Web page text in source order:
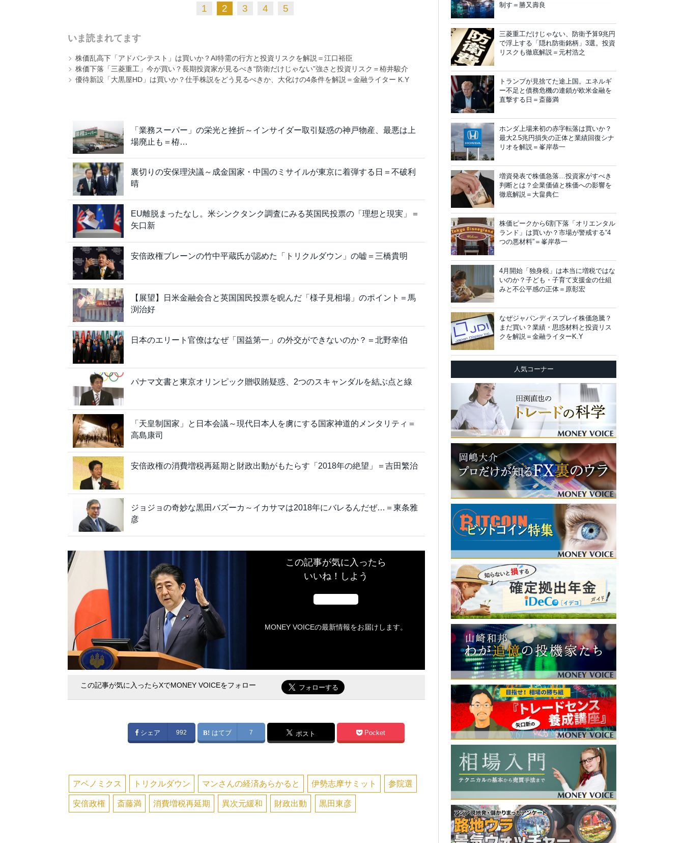
1 2 3 4 5
いま読まれてます
株価乱高下「アドバンテスト」は買いか？AI特需の行方と投資リスクを解説＝江口裕臣
株価下落「三菱重工」今が買い？長期投資家が見るべき“防衛だけじゃない”強さと投資リスク＝栫井駿介
優待新設「大黒屋HD」は買いか？仕手株説をどう見るべきか、大化けの4条件を解説＝金融ライター K.Y
「業務スーパー」の栄光と挫折～インサイダー取引疑惑の神戸物産、最悪は上
場廃止も＝栫…
裏切りの安保理決議～成金国家・中国のミサイルが東京に着弾する日＝不破利
晴
EU離脱まったなし。米シンクタンク調査にみる英国民投票の「理想と現実」＝
矢口新
安倍政権ブレーンの竹中平蔵氏が認めた「トリクルダウン」の嘘＝三橋貴明
【展望】日米金融会合と英国国民投票を睨んだ「様子見相場」のポイント＝馬
渕治好
日本のエリート官僚はなぜ「国益第一」の外交ができないのか？＝北野幸伯
パナマ文書と東京オリンピック贈収賄疑惑、2つのスキャンダルを結ぶ点と線
「天皇制国家」と日本会議～現代日本人を虜にする国家神道的メンタリティ＝
高島康司
安倍政権の消費増税再延期と財政出動がもたらす「2018年の絶望」＝吉田繁治
ジョジョの奇妙な黒田バズーカ～イカサマは2018年にバレるんだぜ…＝東条雅
彦
この記事が気に入ったら
いいね！しよう
MONEY VOICEの最新情報をお届けします。
この記事が気に入ったらXでMONEY VOICEをフォロー
シェア 992 はてブ 7 ポスト Pocket
アベノミクス トリクルダウン マンさんの経済あらかると 伊勢志摩サミット 参院選
安倍政権 斎藤満 消費増税再延期 異次元緩和 財政出動 黒田東彦
制す＝勝又壽良
三菱重工だけじゃない、防衛予算9兆円
で浮上する「隠れ防衛銘柄」3選。投資
リスクも徹底解説＝元村浩之
トランプが見捨てた途上国。エネルギ
ー不足と債務危機の連鎖が欧米金融を
直撃する日＝斎藤満
ホンダ上場来初の赤字転落は買いか？
最大2.5兆円損失の正体と業績回復シナ
リオを解説＝峯岸恭一
増資発表で株価急落…投資家がすべき
判断とは？企業価値と株価への影響を
徹底解説＝大畠典仁
株価ピークから6割下落「オリエンタル
ランド」は買いか？市場が警戒する“4
つの悪材料”＝峯岸恭一
4月開始「独身税」は本当に増税ではな
いのか？子ども・子育て支援金の仕組
みと不公平感の正体＝原彰宏
なぜジャパンディスプレイ株価急騰？
まだ買い？業績・思惑材料と投資リス
クを解説＝金融ライターK.Y
人気コーナー